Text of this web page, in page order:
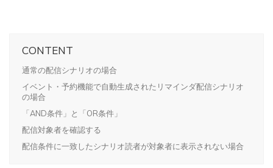
CONTENT
通常の配信シナリオの場合
イベント・予約機能で自動生成されたリマインダ配信シナリオ
の場合
「AND条件」と「OR条件」
配信対象者を確認する
配信条件に一致したシナリオ読者が対象者に表示されない場合